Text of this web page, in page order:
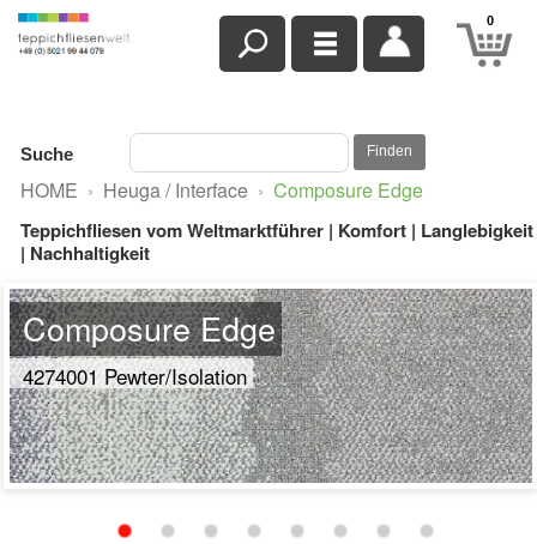
0
Suche Finden
HOME › Heuga / Interface › Composure Edge
Teppichfliesen vom Weltmarktführer | Komfort | Langlebigkeit
| Nachhaltigkeit
Composure Edge
4274001 Pewter/Isolation